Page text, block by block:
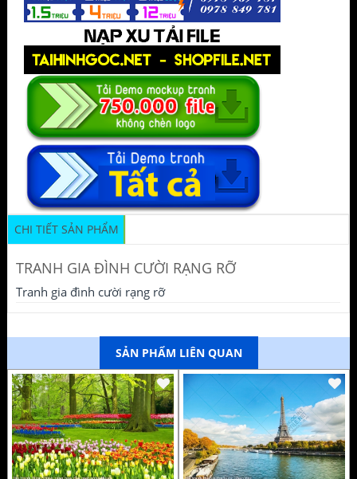
CHI TIẾT SẢN PHẨM
TRANH GIA ĐÌNH CƯỜI RẠNG RỠ
Tranh gia đình cười rạng rỡ
SẢN PHẨM LIÊN QUAN